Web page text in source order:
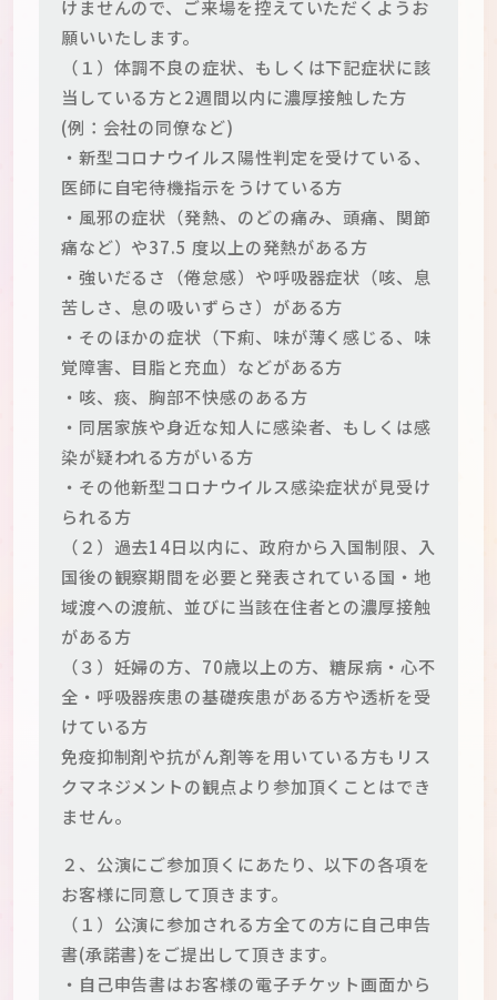
けませんので、ご来場を控えていただくようお
願いいたします。
（１）体調不良の症状、もしくは下記症状に該
当している方と2週間以内に濃厚接触した方
(例：会社の同僚など)
・新型コロナウイルス陽性判定を受けている、
医師に自宅待機指示をうけている方
・風邪の症状（発熱、のどの痛み、頭痛、関節
痛など）や37.5 度以上の発熱がある方
・強いだるさ（倦怠感）や呼吸器症状（咳、息
苦しさ、息の吸いずらさ）がある方
・そのほかの症状（下痢、味が薄く感じる、味
覚障害、目脂と充血）などがある方
・咳、痰、胸部不快感のある方
・同居家族や身近な知人に感染者、もしくは感
染が疑われる方がいる方
・その他新型コロナウイルス感染症状が見受け
られる方
（２）過去14日以内に、政府から入国制限、入
国後の観察期間を必要と発表されている国・地
域渡への渡航、並びに当該在住者との濃厚接触
がある方
（３）妊婦の方、70歳以上の方、糖尿病・心不
全・呼吸器疾患の基礎疾患がある方や透析を受
けている方
免疫抑制剤や抗がん剤等を用いている方もリス
クマネジメントの観点より参加頂くことはでき
ません。
２、公演にご参加頂くにあたり、以下の各項を
お客様に同意して頂きます。
（１）公演に参加される方全ての方に自己申告
書(承諾書)をご提出して頂きます。
・自己申告書はお客様の電子チケット画面から